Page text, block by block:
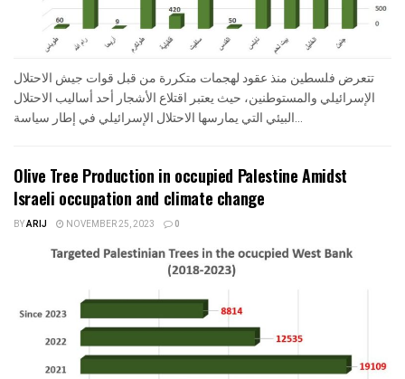
تتعرض فلسطين منذ عقود لهجمات متكررة من قبل قوات جيش الاحتلال
الإسرائيلي والمستوطنين، حيث يعتبر اقتلاع الأشجار أحد أساليب الاحتلال
Olive Tree Production in occupied Palestine Amidst
Israeli occupation and climate change
BYARIJ NOVEMBER 25, 2023 0